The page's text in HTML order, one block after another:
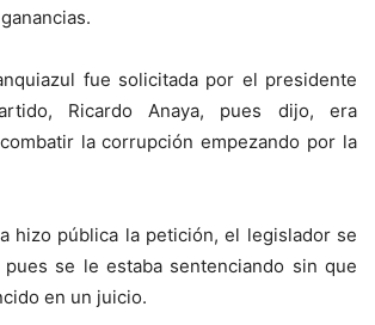
fue solicitada por el presidente
Ricardo Anaya, pues dijo, era
la corrupción empezando por la
hizo pública la petición, el legislador se
se le estaba sentenciando sin que
en un juicio.